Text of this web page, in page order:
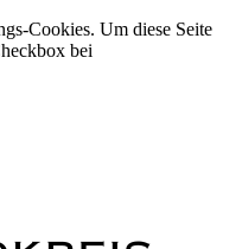
Cookies. Um diese Seite
bei